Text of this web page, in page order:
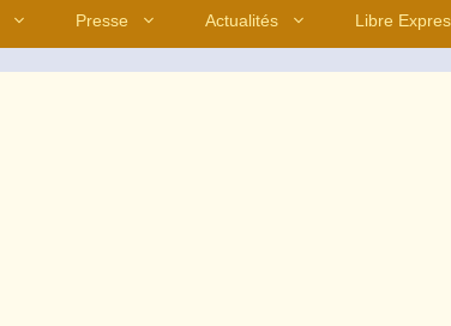
Presse Actualités Libre